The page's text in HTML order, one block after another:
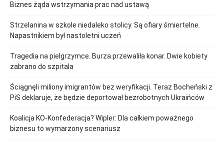
Biznes żąda wstrzymania prac nad ustawą
Strzelanina w szkole niedaleko stolicy. Są ofiary śmiertelne.
Napastnikiem był nastoletni uczeń
Tragedia na pielgrzymce. Burza przewaliła konar. Dwie kobiety
zabrano do szpitala
Ściągnęli miliony imigrantów bez weryfikacji. Teraz Bocheński z
PiS deklaruje, że będzie deportował bezrobotnych Ukraińców
Koalicja KO-Konfederacja? Wipler: Dla całkiem poważnego
biznesu to wymarzony scenariusz